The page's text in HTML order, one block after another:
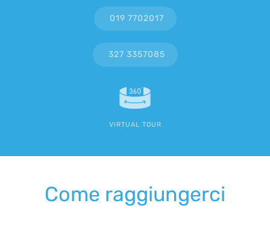
019 7702017
327 3357085
VIRTUAL TOUR
Come raggiungerci